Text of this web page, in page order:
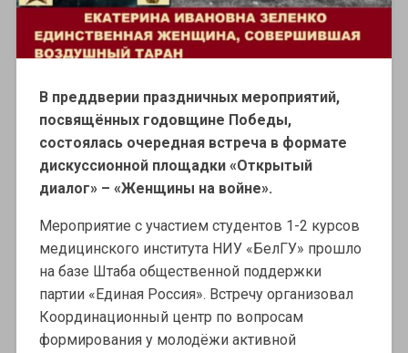
В преддверии праздничных мероприятий,
посвящённых годовщине Победы,
состоялась очередная встреча в формате
дискуссионной площадки «Открытый
диалог» – «Женщины на войне».
Мероприятие с участием студентов 1-2 курсов
медицинского института НИУ «БелГУ» прошло
на базе Штаба общественной поддержки
партии «Единая Россия». Встречу организовал
Координационный центр по вопросам
формирования у молодёжи активной